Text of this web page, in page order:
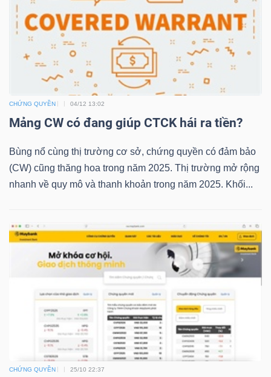
CHỨNG QUYỀN 04/12 13:02
Mảng CW có đang giúp CTCK hái ra tiền?
Bùng nổ cùng thị trường cơ sở, chứng quyền có đảm bảo
(CW) cũng thăng hoa trong năm 2025. Thị trường mở rộng
nhanh về quy mô và thanh khoản trong năm 2025. Khối...
CHỨNG QUYỀN 25/10 22:37
CỤ
ĐẦU
TƯ
TRUY
DỮ
LIỆU
VS-
SECTOR
NĂNG
LƯỢNG